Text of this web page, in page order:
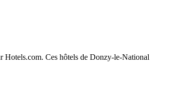
Hotels.com. Ces hôtels de Donzy-le-National